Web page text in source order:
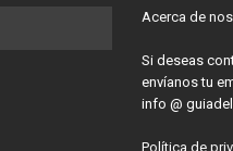
Acerca de
Si deseas
envíanos tu
info @
Política de